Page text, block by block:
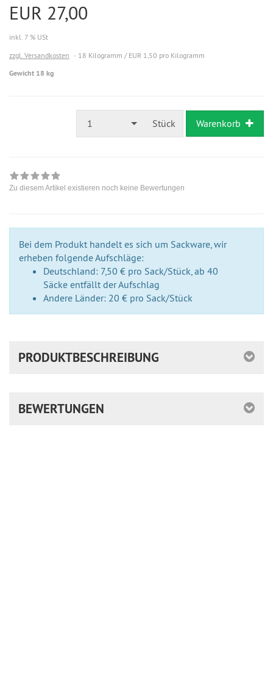
EUR 27,00
inkl. 7 % USt
zzgl. Versandkosten
18 Kilogramm / EUR 1,50 pro Kilogramm
Gewicht 18 kg
1 Stück Warenkorb
Zu diesem Artikel existieren noch keine Bewertungen
Bei dem Produkt handelt es sich um Sackware, wir
erheben folgende Aufschläge:
Deutschland: 7,50 € pro Sack/Stück, ab 40
Säcke entfällt der Aufschlag
Andere Länder: 20 € pro Sack/Stück
PRODUKTBESCHREIBUNG
BEWERTUNGEN